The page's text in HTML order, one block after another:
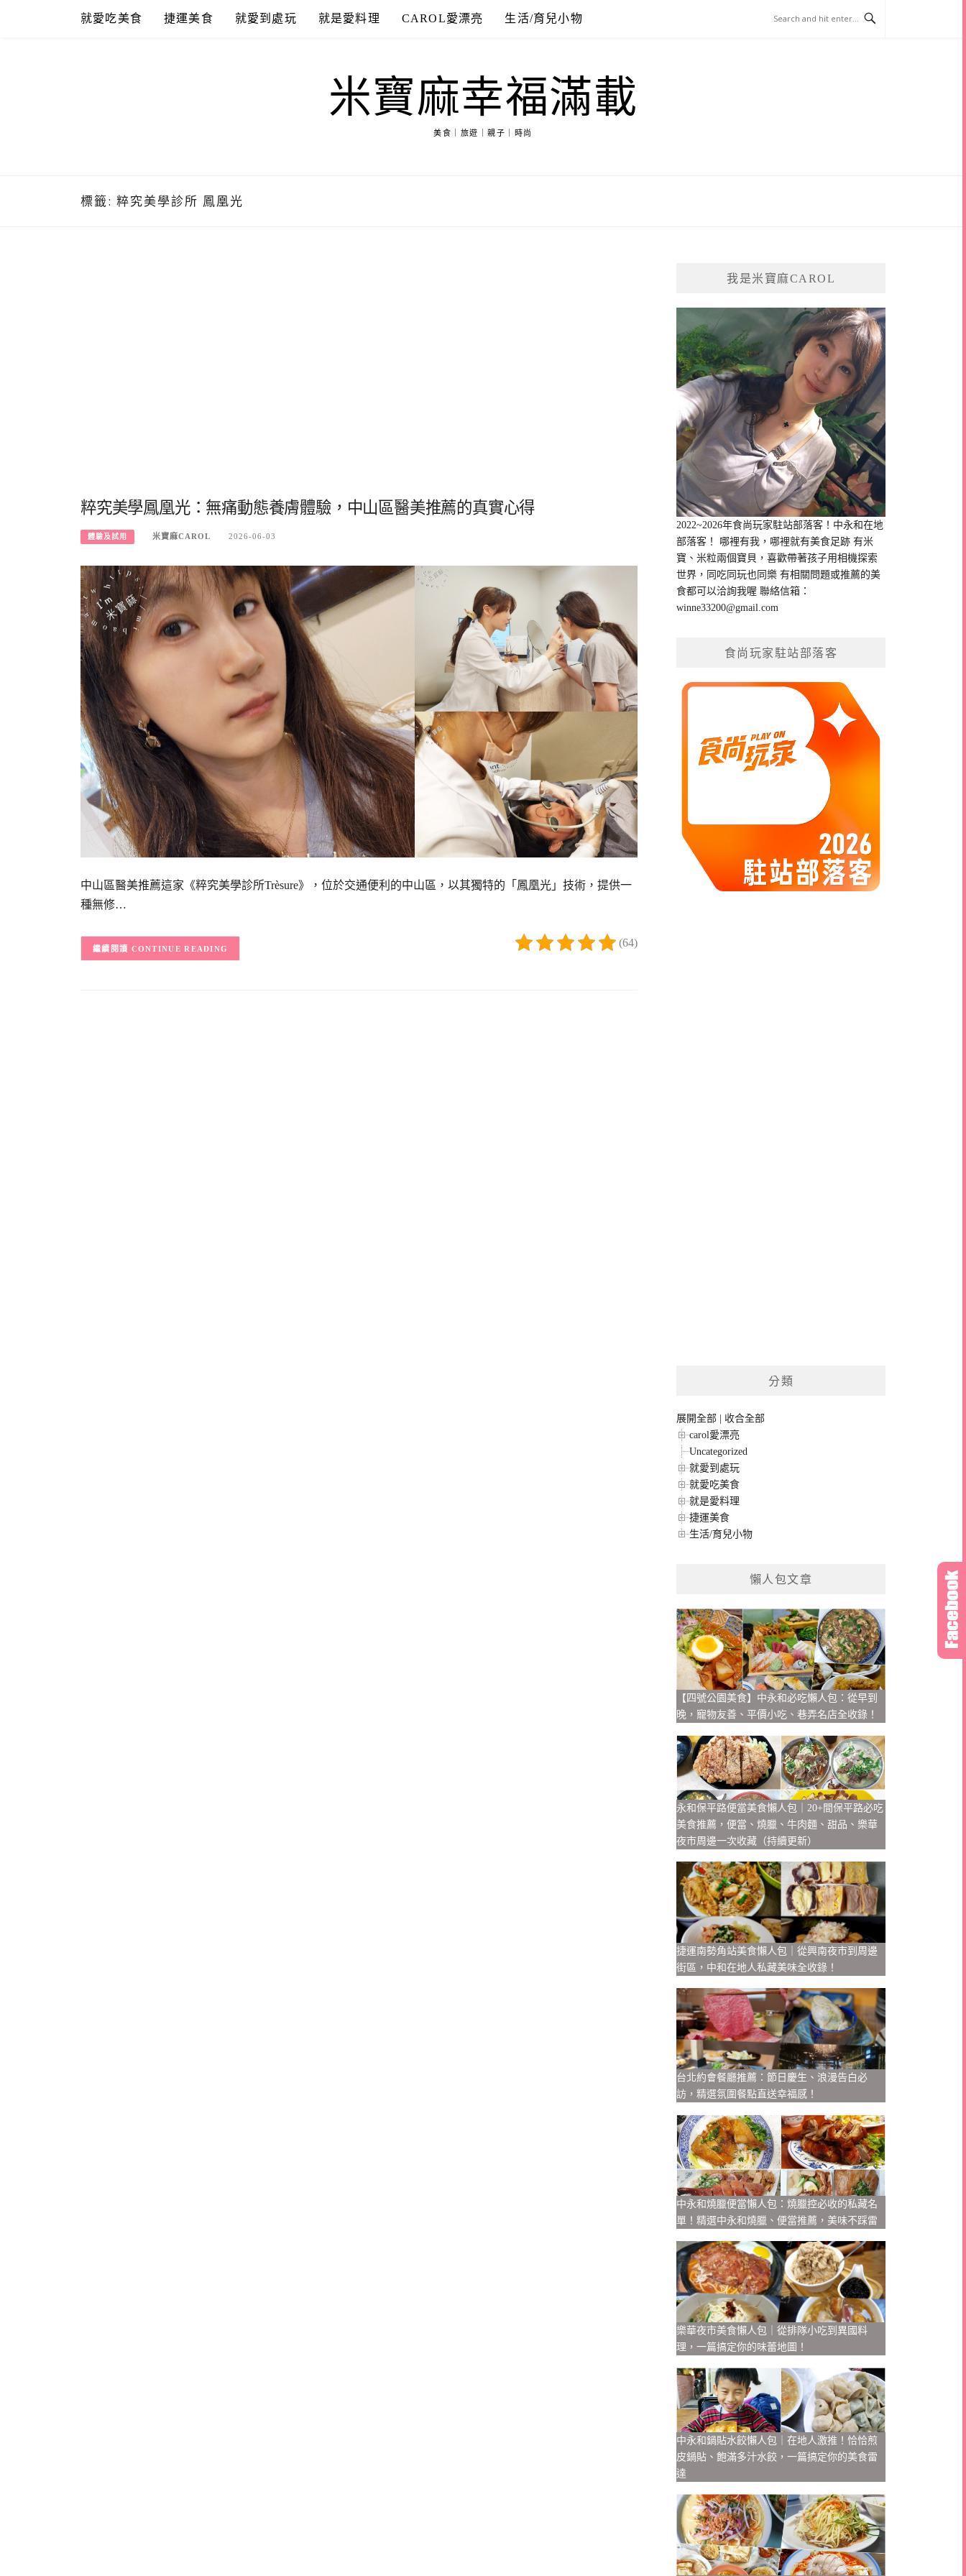
就愛吃美食 捷運美食 就愛到處玩 就是愛料理 CAROL愛漂亮 生活/育兒小物
米寶麻幸福滿載
美食｜旅遊｜親子｜時尚
標籤: 粹究美學診所 鳳凰光
粹究美學鳳凰光：無痛動態養膚體驗，中山區醫美推薦的真實心得
體驗及試用 米寶麻CAROL 2026-06-03
中山區醫美推薦這家《粹究美學診所Trèsure》，位於交通便利的中山區，以其獨特的「鳳凰光」技術，提供一
種無修…
(64)
CONTINUE READING
我是米寶麻CAROL
2022~2026年食尚玩家駐站部落客！中永和在地
部落客！ 哪裡有我，哪裡就有美食足跡 有米
寶、米粒兩個寶貝，喜歡帶著孩子用相機探索
世界，同吃同玩也同樂 有相關問題或推薦的美
食都可以洽詢我喔 聯絡信箱：
winne33200@gmail.com
食尚玩家駐站部落客
分類
展開全部 | 收合全部
carol愛漂亮
Uncategorized
就愛到處玩
就愛吃美食
就是愛料理
捷運美食
生活/育兒小物
懶人包文章
【四號公園美食】中永和必吃懶人包：從早到
晚，寵物友善、平價小吃、巷弄名店全收錄！
永和保平路便當美食懶人包｜20+間保平路必吃
美食推薦，便當、燒臘、牛肉麵、甜品、樂華
夜市周邊一次收藏（持續更新）
捷運南勢角站美食懶人包｜從興南夜市到周邊
街區，中和在地人私藏美味全收錄！
台北約會餐廳推薦：節日慶生、浪漫告白必
訪，精選氛圍餐點直送幸福感！
中永和燒臘便當懶人包：燒臘控必收的私藏名
單！精選中永和燒臘、便當推薦，美味不踩雷
樂華夜市美食懶人包｜從排隊小吃到異國料
理，一篇搞定你的味蕾地圖！
中永和鍋貼水餃懶人包｜在地人激推！恰恰煎
皮鍋貼、飽滿多汁水餃，一篇搞定你的美食雷
達